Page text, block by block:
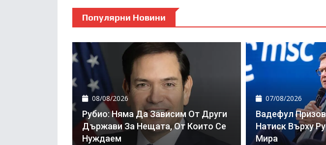
Популярни Новини
08/08/2026
Рубио: Няма Да Зависим От Други
Държави За Нещата, От Които Се
Нуждаем
07/08/2026
Вадефул
Натиск Върху
Мира